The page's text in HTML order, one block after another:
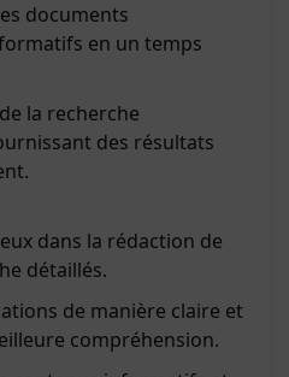
documents
en un temps
la recherche
des résultats
dans la rédaction de
détaillés.
de manière claire et
compréhension.